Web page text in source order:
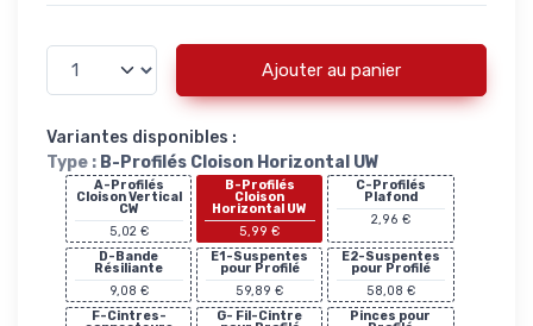
Ajouter au panier
Variantes disponibles :
Type : B-Profilés Cloison Horizontal UW
A-Profilés
Cloison Vertical
CW
5,02 €
B-Profilés
Cloison
Horizontal UW
5,99 €
C-Profilés
Plafond
2,96 €
D-Bande
Résiliante
9,08 €
E1-Suspentes
pour Profilé
59,89 €
E2-Suspentes
pour Profilé
58,08 €
F-Cintres-
G- Fil-Cintre Pinces pour